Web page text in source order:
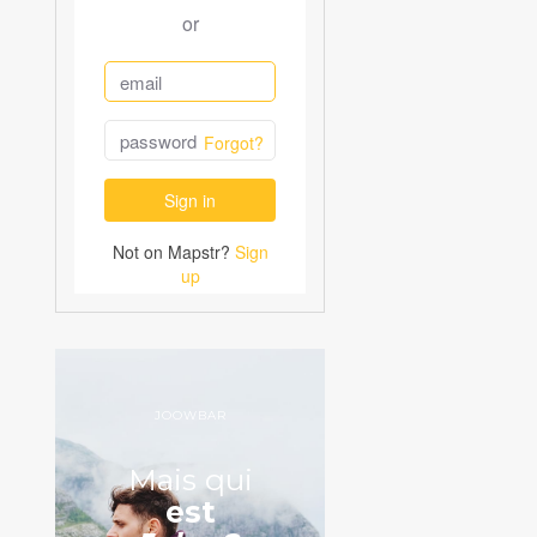
JOOWBAR
Mais qui
est